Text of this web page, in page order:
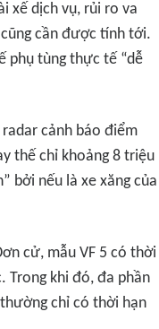
xế dịch vụ, rủi ro va
cần được tính tới.
phụ tùng thực tế “dễ
cảnh báo điểm
thế chỉ khoảng 8 triệu
bởi nếu là xe xăng của
cử, mẫu VF 5 có thời
Trong khi đó, đa phần
chỉ có thời hạn